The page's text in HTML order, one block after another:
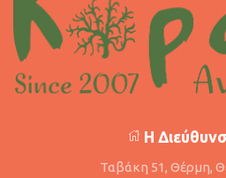
Η
Ταβάκη 51, Θέρμη,